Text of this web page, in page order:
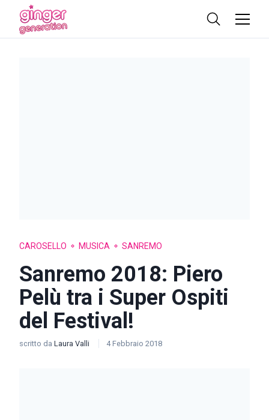
CAROSELLO MUSICA SANREMO
Sanremo 2018: Piero
Pelù tra i Super Ospiti
del Festival!
scritto da Laura Valli 4 Febbraio 2018